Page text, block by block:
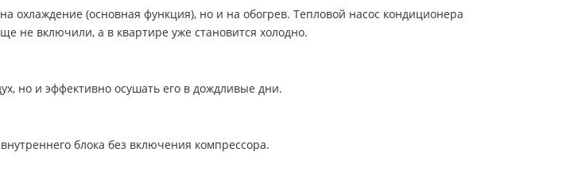
охлаждение (основная функция), но и на обогрев. Тепловой насос кондиционера
не включили, а в квартире уже становится холодно.
но и эффективно осушать его в дождливые дни.
блока без включения компрессора.